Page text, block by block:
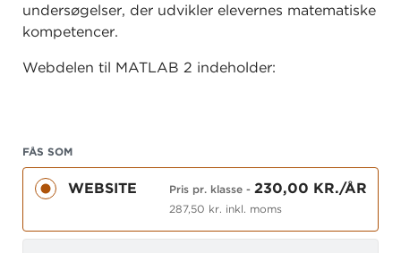
undersøgelser, der udvikler elevernes matematiske
kompetencer.
Webdelen til MATLAB 2 indeholder:
Interaktive opgaver
Selvrettende opgaver
FÅS SOM
WEBSITE Pris pr. klasse- 230,00 KR./ÅR
287,50 kr. inkl. moms